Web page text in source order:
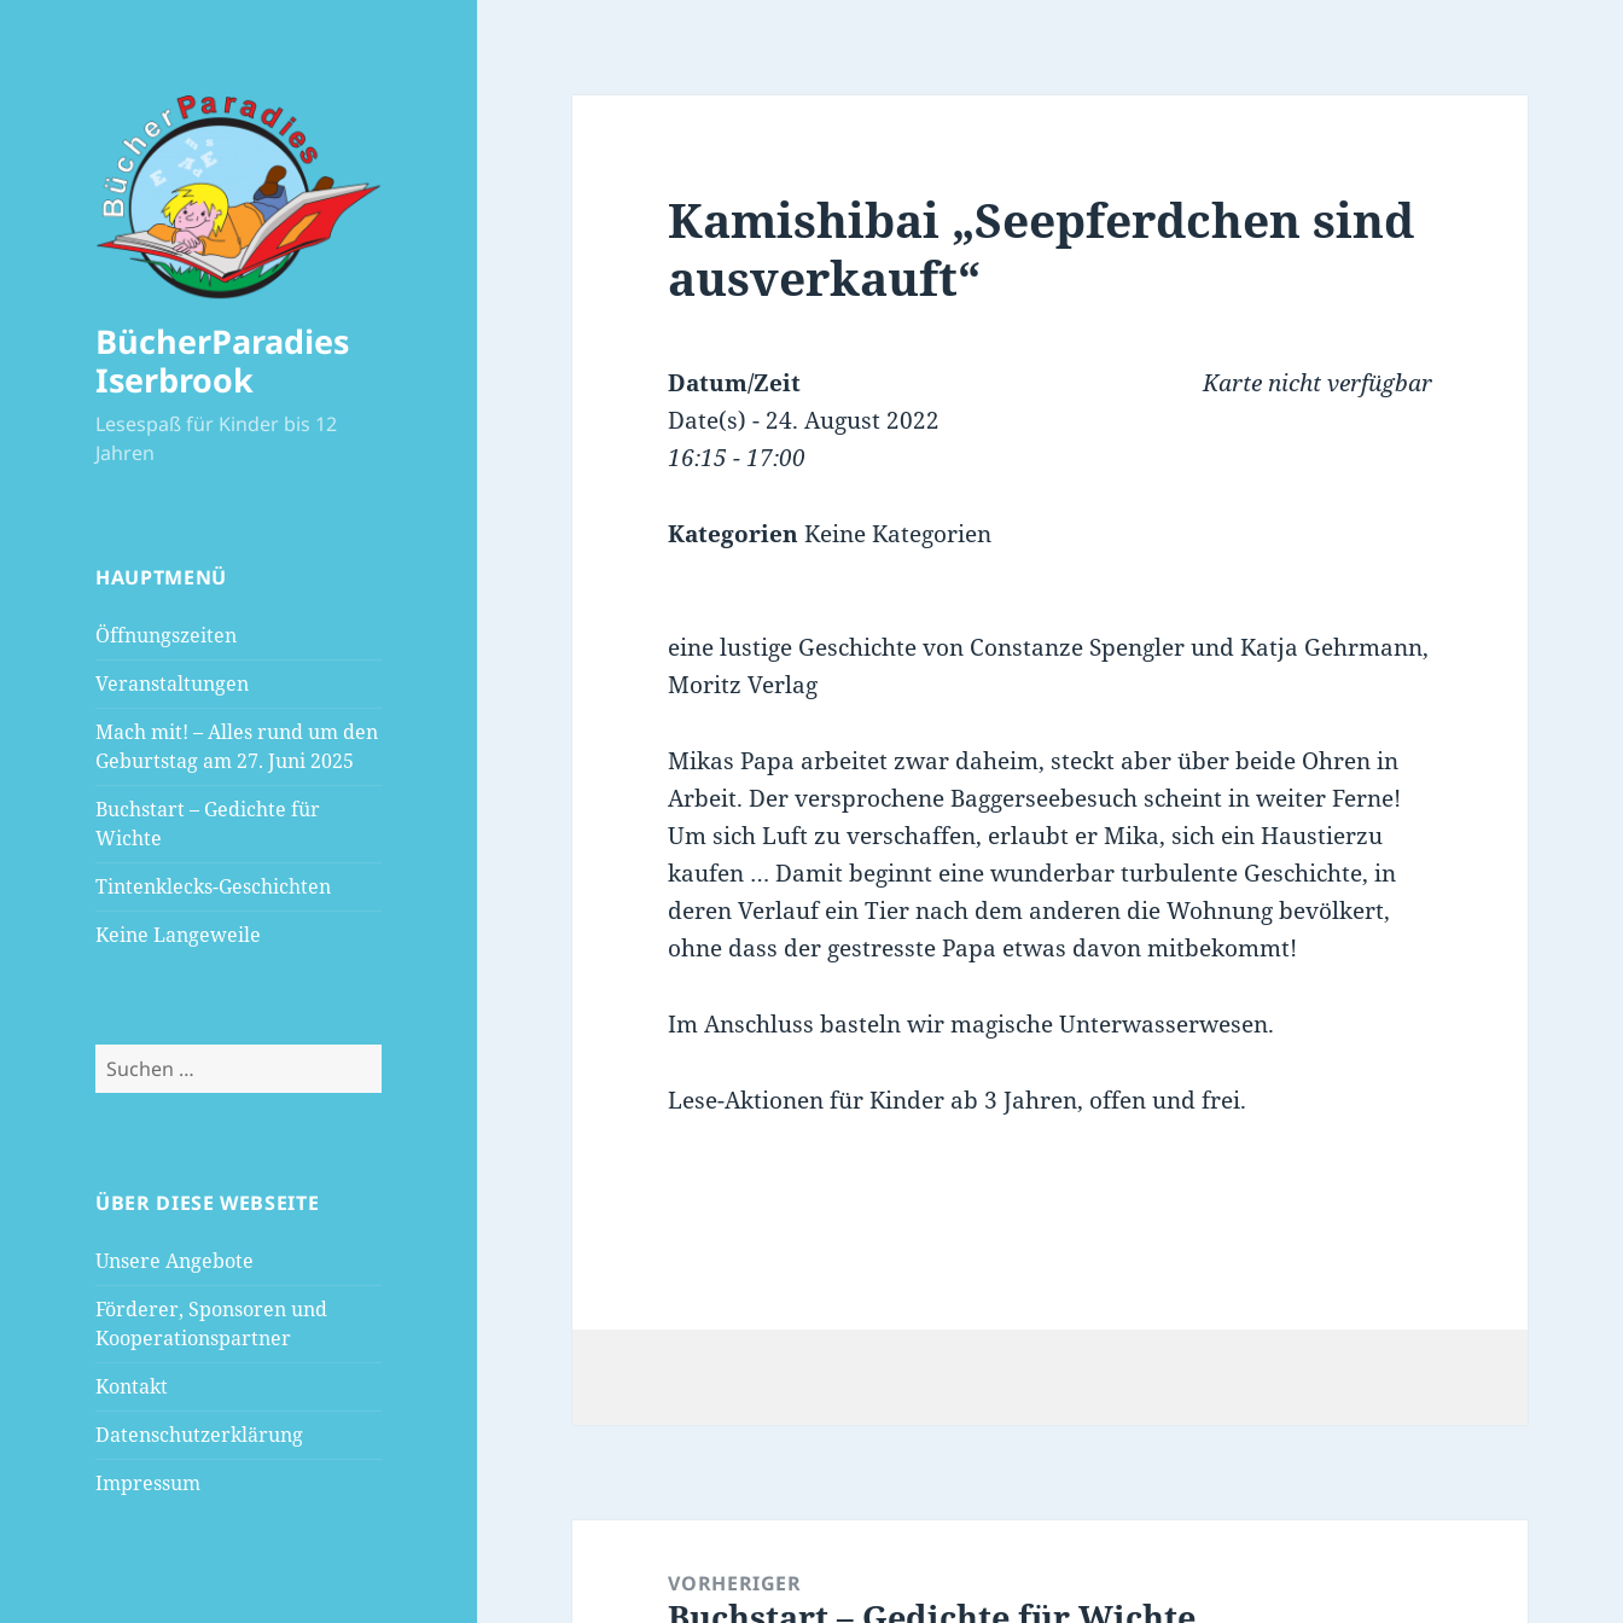
BücherParadies
Iserbrook
Lesespaß für Kinder bis 12
Jahren
HAUPTMENÜ
Öffnungszeiten
Veranstaltungen
Mach mit! – Alles rund um den
Geburtstag am 27. Juni 2025
Buchstart – Gedichte für
Wichte
Tintenklecks-Geschichten
Keine Langeweile
Suchen
nach:
ÜBER DIESE WEBSEITE
Unsere Angebote
Förderer, Sponsoren und
Kooperationspartner
Kontakt
Datenschutzerklärung
Impressum
Kamishibai „Seepferdchen sind
ausverkauft“
Karte nicht verfügbar
Datum/Zeit
Date(s) - 24. August 2022
16:15 - 17:00
KategorienKeine Kategorien
eine lustige Geschichte von Constanze Spengler und Katja Gehrmann,
Moritz Verlag
Mikas Papa arbeitet zwar daheim, steckt aber über beide Ohren in
Arbeit. Der versprochene Baggerseebesuch scheint in weiter Ferne!
Um sich Luft zu verschaffen, erlaubt er Mika, sich ein Haustierzu
kaufen … Damit beginnt eine wunderbar turbulente Geschichte, in
deren Verlauf ein Tier nach dem anderen die Wohnung bevölkert,
ohne dass der gestresste Papa etwas davon mitbekommt!
Im Anschluss basteln wir magische Unterwasserwesen.
Lese-Aktionen für Kinder ab 3 Jahren, offen und frei.
VORHERIGER
Vorheriger